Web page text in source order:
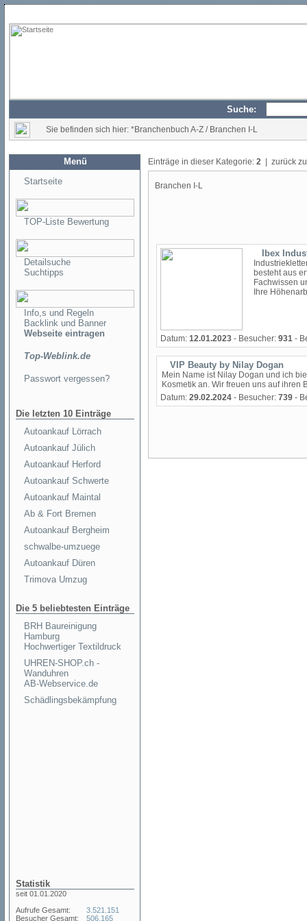
Suche:
Sie befinden sich hier: *Branchenbuch A-Z / Branchen I-L
Menü
Startseite
TOP-Liste Bewertung
Detailsuche
Suchtipps
Info,s und Regeln
Backlink und Banner
Webseite eintragen
Top-Weblink.de
Passwort vergessen?
Die letzten 10 Einträge
Autoankauf Lörrach
Autoankauf Jülich
Autoankauf Herford
Autoankauf Schwerte
Autoankauf Maintal
Ab & Fort Bremen
Autoankauf Bergheim
schwalbe-umzuege
Autoankauf Düren
Trimova Umzug
Die 5 beliebtesten Einträge
BRH Baureinigung
Hamburg
Hochwertiger Textildruck
UHREN-SHOP.ch -
Wanduhren
AB-Webservice.de
Schädlingsbekämpfung
Statistik
seit 01.01.2020
Aufrufe Gesamt:
Besucher Gesamt:
3.521.151
506.165
Einträge in dieser Kategorie: 2 | zurück
Branchen I-L
Ibex
besteht aus
Fachwissen
Ihre
Datum: 12.01.2023 - Besucher: 931 -
VIP Beauty by Nilay Dogan
Mein Name ist Nilay Dogan und ich
Kosmetik an. Wir freuen uns auf ihren
Datum: 29.02.2024 - Besucher: 739 -